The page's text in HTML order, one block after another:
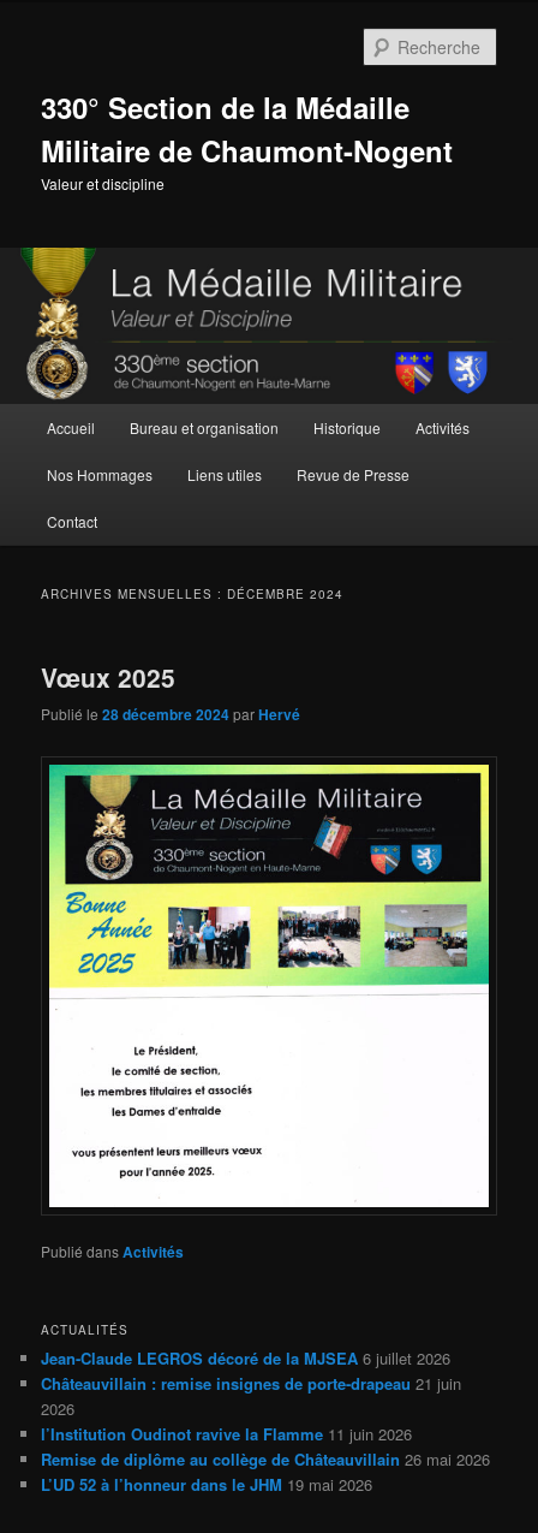
330° Section de la Médaille
Militaire de Chaumont-Nogent
Valeur et discipline
principal
Accueil Bureau et organisation Historique Activités
Nos Hommages Liens utiles Revue de Presse
Contact
ARCHIVES MENSUELLES : DÉCEMBRE 2024
Vœux 2025
Publié le28 décembre 2024parHervé
Publié dansActivités
ACTUALITÉS
Jean-Claude LEGROS décoré de la MJSEA 6 juillet 2026
Châteauvillain : remise insignes de porte-drapeau 21 juin
2026
l’Institution Oudinot ravive la Flamme 11 juin 2026
Remise de diplôme au collège de Châteauvillain 26 mai 2026
L’UD 52 à l’honneur dans le JHM 19 mai 2026